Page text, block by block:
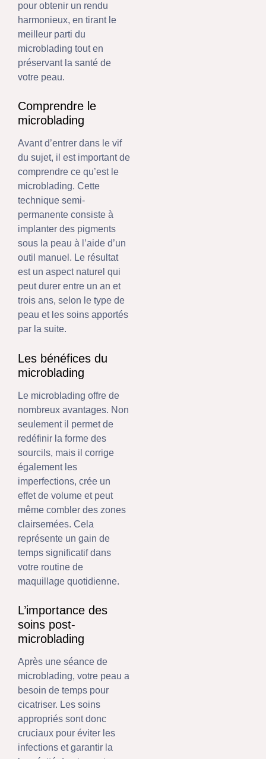
pour obtenir un rendu
harmonieux, en tirant le
meilleur parti du
microblading tout en
préservant la santé de
votre peau.
Comprendre le
microblading
Avant d’entrer dans le vif
du sujet, il est important de
comprendre ce qu’est le
microblading. Cette
technique semi-
permanente consiste à
implanter des pigments
sous la peau à l’aide d’un
outil manuel. Le résultat
est un aspect naturel qui
peut durer entre un an et
trois ans, selon le type de
peau et les soins apportés
par la suite.
Les bénéfices du
microblading
Le microblading offre de
nombreux avantages. Non
seulement il permet de
redéfinir la forme des
sourcils, mais il corrige
également les
imperfections, crée un
effet de volume et peut
même combler des zones
clairsemées. Cela
représente un gain de
temps significatif dans
votre routine de
maquillage quotidienne.
L’importance des
soins post-
microblading
Après une séance de
microblading, votre peau a
besoin de temps pour
cicatriser. Les soins
appropriés sont donc
cruciaux pour éviter les
infections et garantir la